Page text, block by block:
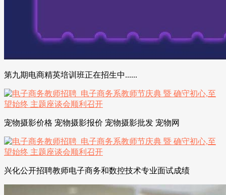
第九期电商精英培训班正在招生中......
宠物摄影价格 宠物摄影报价 宠物摄影批发 宠物网
兴化公开招聘教师电子商务和数控技术专业面试成绩